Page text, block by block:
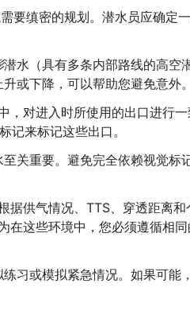
要缜密的规划。潜水员应确定
潜水（具有多条内部路线的高空
或下降，可以帮助您避免意外。
，对进入时所使用的出口进行
记来标记这些出口。
关重要。避免完全依赖视觉标
据供气情况、TTS、穿透距离
在这些环境中，您必须遵循相
习或模拟紧急情况。如果可能